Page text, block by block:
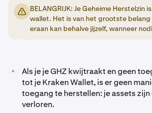
BELANGRIJK: Je Geheime Herstelzin
wallet. Het is van het grootste
eraan kan behalve jijzelf, wanneer
•
Als je je GHZ kwijtraakt en geen
tot je Kraken Wallet, is er geen
toegang te herstellen: je assets
verloren.